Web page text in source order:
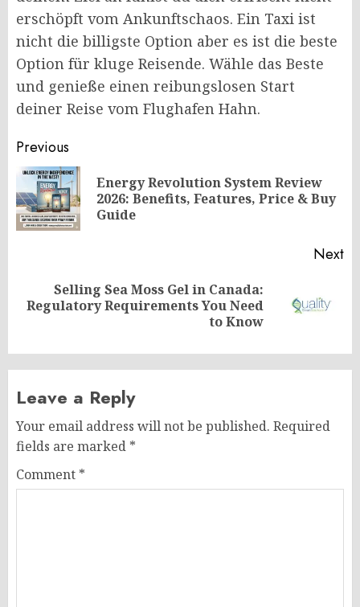
erschöpft vom Ankunftschaos. Ein Taxi ist
nicht die billigste Option aber es ist die beste
Option für kluge Reisende. Wähle das Beste
und genieße einen reibungslosen Start
deiner Reise vom Flughafen Hahn.
Post
navigation
Previous
Energy Revolution System Review
2026: Benefits, Features, Price & Buy
Guide
Next
Next
Selling Sea Moss Gel in Canada:
Regulatory Requirements You Need
to Know
Leave a Reply
Your email address will not be published. Required
fields are marked *
Comment *